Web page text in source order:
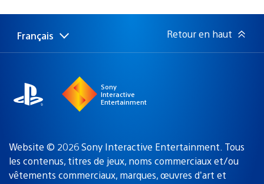
publication
Choisir
une
Région
actuelle
Français Retour en haut
Sony
Interactive
Entertainment
Website © 2026 Sony Interactive Entertainment. Tous
les contenus, titres de jeux, noms commerciaux et/ou
vêtements commerciaux, marques, œuvres d’art et